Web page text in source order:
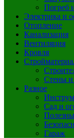
Погреб
Электрика и
Отопление
Канализация
Вентиляция
Кровля
Стены и
Разное
Сад и
Гараж